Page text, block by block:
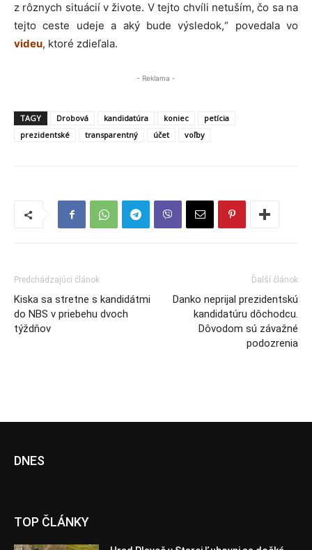
z rôznych situácií v živote. V tejto chvíli netuším, čo sa na
tejto ceste udeje a aký bude výsledok,“ povedala vo
videu, ktoré zdieľala.
- Reklama -
TAGY Drobová kandidatúra koniec
petícia
prezidentské
transparentný účet voľby
Predchádzajúci článok
Kiska sa stretne s kandidátmi
do NBS v priebehu dvoch
týždňov
Ďalší článok
Danko neprijal prezidentskú
kandidatúru dôchodcu.
Dôvodom sú závažné
podozrenia
DNES
TOP ČLÁNKY